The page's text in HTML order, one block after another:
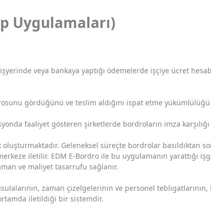
Uygulamaları)
veya bankaya yaptığı ödemelerde işçiye ücret
gördüğünü ve teslim aldığını ispat etme
faaliyet gösteren şirketlerde bordroların imza
Geleneksel süreçte bordrolar basıldıktan
iletilir. EDM E-Bordro ile bu uygulamanın yarattığı
ve maliyet tasarrufu sağlanır.
zaman çizelgelerinin ve personel tebligatlarının,
iletildiği bir sistemdir.